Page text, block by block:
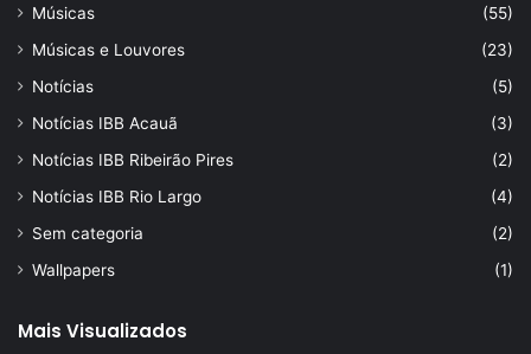
Músicas
(55)
Músicas e Louvores
(23)
Notícias
(5)
Notícias IBB Acauã
(3)
Notícias IBB Ribeirão Pires
(2)
Notícias IBB Rio Largo
(4)
Sem categoria
(2)
Wallpapers
(1)
Mais Visualizados